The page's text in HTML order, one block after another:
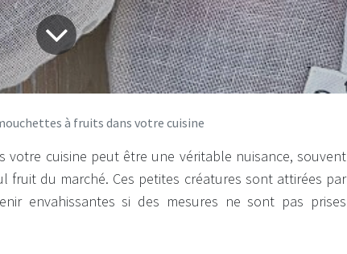
à fruits dans votre cuisine
votre cuisine peut être une véritable nuisance, souvent
du marché. Ces petites créatures sont attirées par
envahissantes si des mesures ne sont pas prises